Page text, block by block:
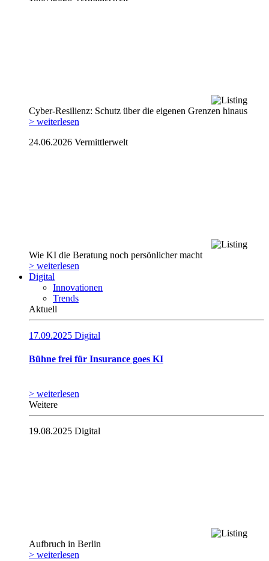
Cyber-Resilienz: Schutz über die eigenen Grenzen hinaus
> weiterlesen
24.06.2026 Vermittlerwelt
Wie KI die Beratung noch persönlicher macht
> weiterlesen
Digital
Innovationen
Trends
Aktuell
17.09.2025 Digital
Bühne frei für Insurance goes KI
> weiterlesen
Weitere
19.08.2025 Digital
Aufbruch in Berlin
> weiterlesen